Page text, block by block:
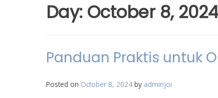
Day: October 8, 2024
Panduan Praktis untuk
Posted on October 8, 2024 by adminjoi